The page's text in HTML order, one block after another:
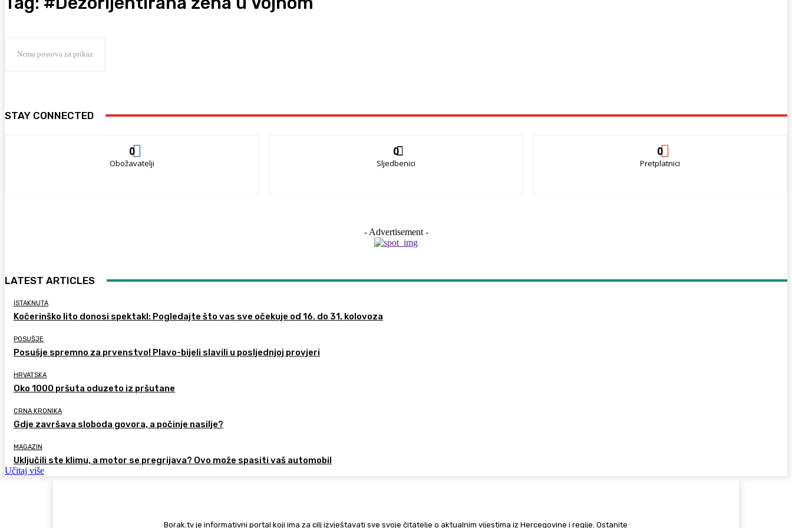
Nema postova za prikaz
STAY CONNECTED
0
Obožavatelji
0
Sljedbenici
0
Pretplatnici
- Advertisement -
LATEST ARTICLES
ISTAKNUTA
Kočerinško lito donosi spektakl: Pogledajte što vas sve očekuje od 16. do 31. kolovoza
POSUŠJE
Posušje spremno za prvenstvo! Plavo-bijeli slavili u posljednjoj provjeri
HRVATSKA
Oko 1000 pršuta oduzeto iz pršutane
CRNA KRONIKA
Gdje završava sloboda govora, a počinje nasilje?
MAGAZIN
Uključili ste klimu, a motor se pregrijava? Ovo može spasiti vaš automobil
Učitaj više
Borak.tv je informativni portal koji ima za cilj izvještavati sve svoje čitatelje o aktualnim vijestima iz Hercegovine i regije. Ostanite